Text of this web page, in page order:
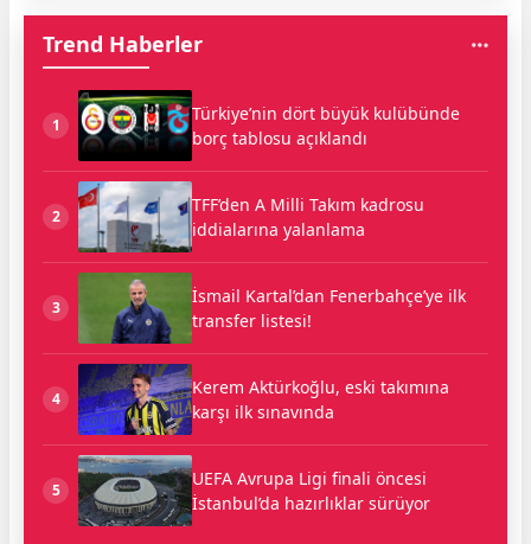
Trend Haberler
1
Türkiye’nin dört büyük kulübünde
borç tablosu açıklandı
2
TFF’den A Milli Takım kadrosu
iddialarına yalanlama
3
İsmail Kartal’dan Fenerbahçe’ye ilk
transfer listesi!
4
Kerem Aktürkoğlu, eski takımına
karşı ilk sınavında
5
UEFA Avrupa Ligi finali öncesi
İstanbul’da hazırlıklar sürüyor